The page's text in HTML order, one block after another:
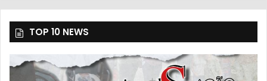
TOP 10 NEWS